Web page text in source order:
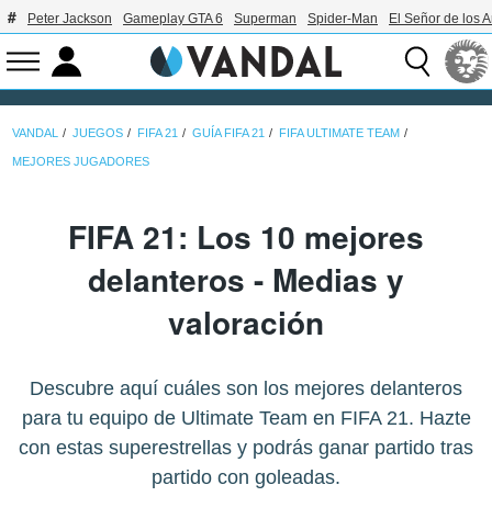
Peter Jackson Gameplay GTA 6 Superman Spider-Man El Señor de los
VANDAL JUEGOS FIFA 21 GUÍA FIFA 21 FIFA ULTIMATE TEAM
MEJORES JUGADORES
FIFA 21: Los 10 mejores
delanteros - Medias y
valoración
Descubre aquí cuáles son los mejores delanteros
para tu equipo de Ultimate Team en FIFA 21. Hazte
con estas superestrellas y podrás ganar partido tras
partido con goleadas.